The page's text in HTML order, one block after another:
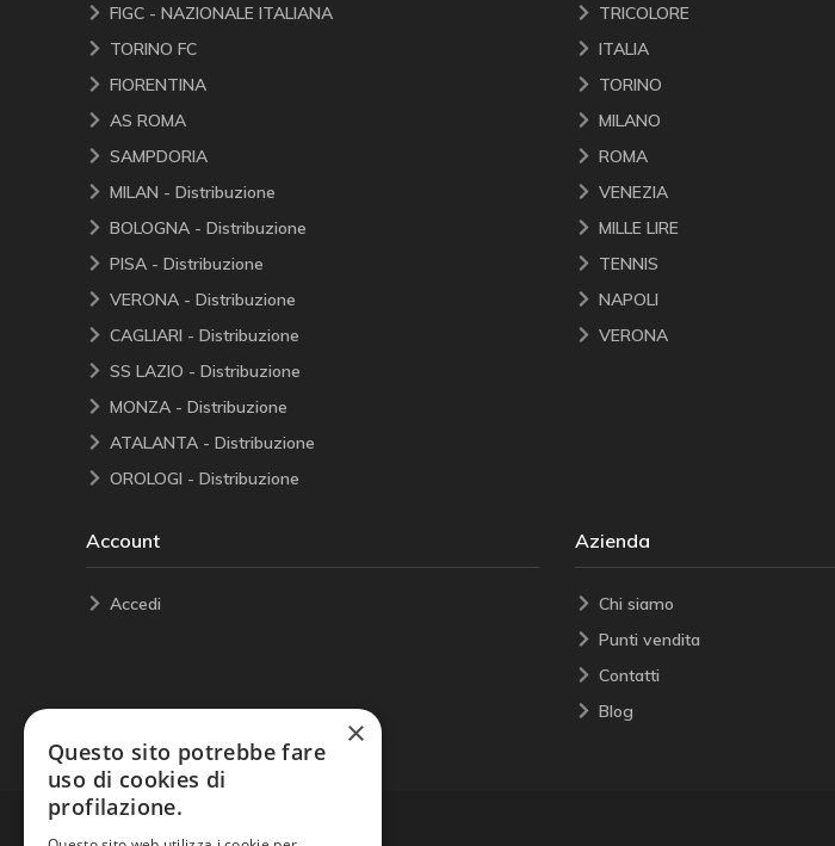
FIGC - NAZIONALE ITALIANA
TORINO FC
FIORENTINA
AS ROMA
SAMPDORIA
MILAN - Distribuzione
BOLOGNA - Distribuzione
PISA - Distribuzione
VERONA - Distribuzione
CAGLIARI - Distribuzione
SS LAZIO - Distribuzione
MONZA - Distribuzione
ATALANTA - Distribuzione
OROLOGI - Distribuzione
TRICOLORE
ITALIA
TORINO
MILANO
ROMA
VENEZIA
MILLE LIRE
TENNIS
NAPOLI
VERONA
Account
Accedi
Azienda
Chi siamo
Punti vendita
Contatti
Blog
×
Questo sito potrebbe fare
uso di cookies di
profilazione.